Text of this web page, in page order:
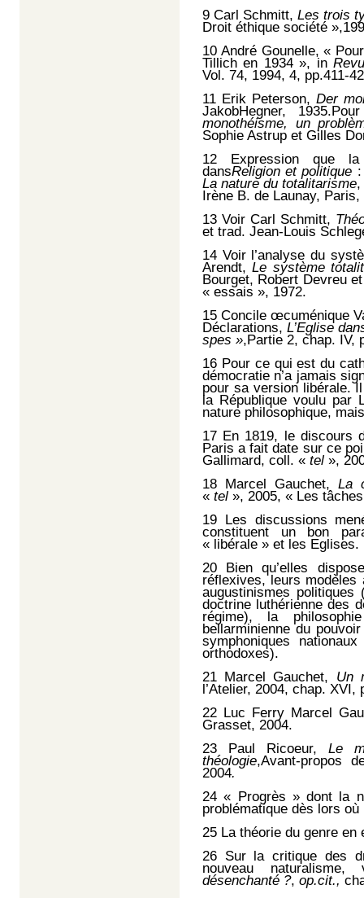
9 Carl Schmitt, Les trois
Droit éthique société
10 André Gounelle, «
Tillich en 1934 », in
Vol. 74, 1994, 4, pp.411-
11 Erik Peterson, Der
JakobHegner,
monothéisme, un
Sophie Astrup et Gilles
12 Expression que la
dansReligion et politique
La nature du totalitarisme,
Irène B. de Launay,
13 Voir Carl Schmitt,
et trad. Jean-Louis
14 Voir l’analyse du
Arendt,Le système
Bourget, Robert Devreu
« essais », 1972.
15 Concile œcuménique
Déclarations, L’Eglise
spes »,Partie 2, chap. IV,
16 Pour ce qui est du
démocratie n’a jamais
pour sa version libérale.
la République voulu par
nature philosophique,
17 En 1819, le discours
Paris a fait date sur ce
Gallimard, coll. « tel »,
18 Marcel Gauchet,La
« tel », 2005, « Les
19 Les discussions
constituent un bon
« libérale » et les Eglises.
20 Bien qu’elles
réflexives, leurs
augustinismes
doctrine luthérienne des
régime), la
bellarminienne du
symphoniques
orthodoxes).
21 Marcel Gauchet, Un
l’Atelier, 2004, chap. XVI,
22 Luc Ferry Marcel
Grasset, 2004.
23 Paul Ricoeur,Le
théologie,Avant-propos
2004.
24 « Progrès » dont la
problématique dès lors où
25 La théorie du genre
26 Sur la critique des
nouveau
désenchanté ?, op.cit.,